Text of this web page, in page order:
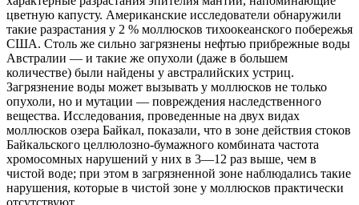
цветную капусту. Американские исследователи обнаружили
такие разрастания у 2 % моллюсков тихоокеанского побережья
США. Столь же сильно загрязнены нефтью прибрежные воды
Австралии — и такие же опухоли (даже в большем
количестве) были найдены у австралийских устриц.
Загрязнение воды может вызывать у моллюсков не только
опухоли, но и мутации — повреждения наследственного
вещества. Исследования, проведенные на двух видах
моллюсков озера Байкал, показали, что в зоне действия стоков
Байкальского целлюлозно-бумажного комбината частота
хромосомных нарушений у них в 3—12 раз выше, чем в
чистой воде; при этом в загрязненной зоне наблюдались такие
нарушения, которые в чистой зоне у моллюсков практически